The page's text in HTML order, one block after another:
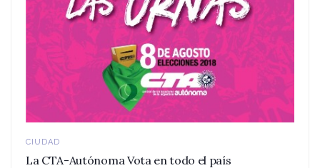
CIUDAD
La CTA-Autónoma Vota en todo el país